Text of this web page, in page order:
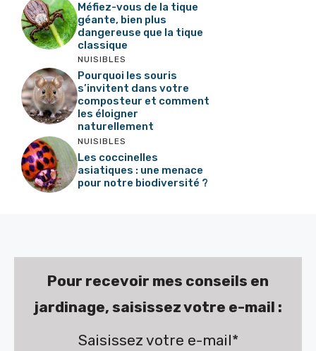
Méfiez-vous de la tique
géante, bien plus
dangereuse que la tique
classique
NUISIBLES
Pourquoi les souris
s’invitent dans votre
composteur et comment
les éloigner
naturellement
NUISIBLES
Les coccinelles
asiatiques : une menace
pour notre biodiversité ?
Pour recevoir mes conseils en
jardinage, saisissez votre e-mail :
Saisissez votre e-mail*